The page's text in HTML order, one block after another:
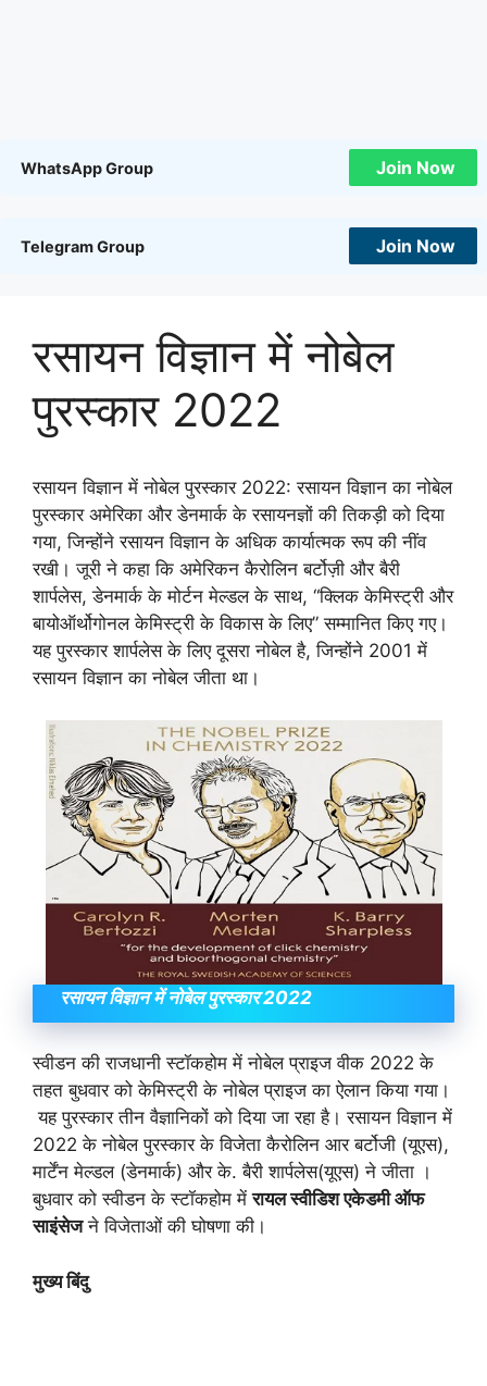
WhatsApp Group Join Now
Telegram Group Join Now
रसायन विज्ञान में नोबेल
पुरस्कार 2022
रसायन विज्ञान में नोबेल पुरस्कार 2022: रसायन विज्ञान का नोबेल
पुरस्कार अमेरिका और डेनमार्क के रसायनज्ञों की तिकड़ी को दिया
गया, जिन्होंने रसायन विज्ञान के अधिक कार्यात्मक रूप की नींव
रखी। जूरी ने कहा कि अमेरिकन कैरोलिन बर्टोज़ी और बैरी
शार्पलेस, डेनमार्क के मोर्टन मेल्डल के साथ, “क्लिक केमिस्ट्री और
बायोऑर्थोगोनल केमिस्ट्री के विकास के लिए” सम्मानित किए गए।
यह पुरस्कार शार्पलेस के लिए दूसरा नोबेल है, जिन्होंने 2001 में
रसायन विज्ञान का नोबेल जीता था।
रसायन विज्ञान में नोबेल पुरस्कार 2022
स्वीडन की राजधानी स्टॉकहोम में नोबेल प्राइज वीक 2022 के
तहत बुधवार को केमिस्ट्री के नोबेल प्राइज का ऐलान किया गया।
यह पुरस्कार तीन वैज्ञानिकों को दिया जा रहा है। रसायन विज्ञान में
2022 के नोबेल पुरस्कार के विजेता कैरोलिन आर बर्टोजी (यूएस),
मार्टेंन मेल्डल (डेनमार्क) और के. बैरी शार्पलेस(यूएस) ने जीता ।
बुधवार को स्वीडन के स्टॉकहोम मेंरायल स्वीडिश एकेडमी ऑफ
साइंसेजने विजेताओं की घोषणा की।
मुख्य बिंदु